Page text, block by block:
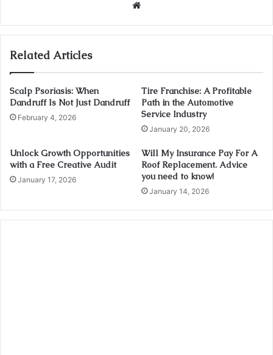
Related Articles
Scalp Psoriasis: When
Dandruff Is Not Just Dandruff
February 4, 2026
Tire Franchise: A Profitable
Path in the Automotive
Service Industry
January 20, 2026
Unlock Growth Opportunities
with a Free Creative Audit
January 17, 2026
Will My Insurance Pay For A
Roof Replacement. Advice
you need to know!
January 14, 2026